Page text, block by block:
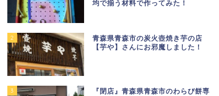
均で揃う材料で作ってみた！
2
青森県青森市の炭火壺焼き芋の店
【芋や】さんにお邪魔しました！
3
『閉店』青森県青森市のわらび餅専